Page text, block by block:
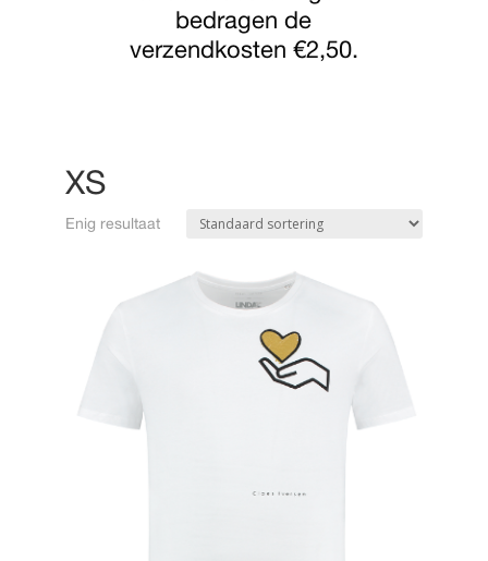
bedragen de
verzendkosten €2,50.
XS
Enig resultaat